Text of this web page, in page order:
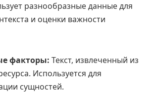
разнообразные данные для
и оценки важности
факторы: Текст, извлеченный из
Используется для
сущностей.